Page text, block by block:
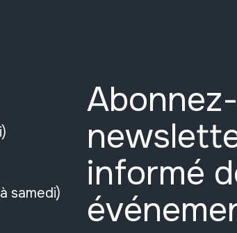
samedi)
informé